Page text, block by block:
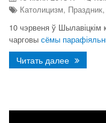
Католицизм,
10 чэрвеня ў
чарговы сёмы
Читать далее